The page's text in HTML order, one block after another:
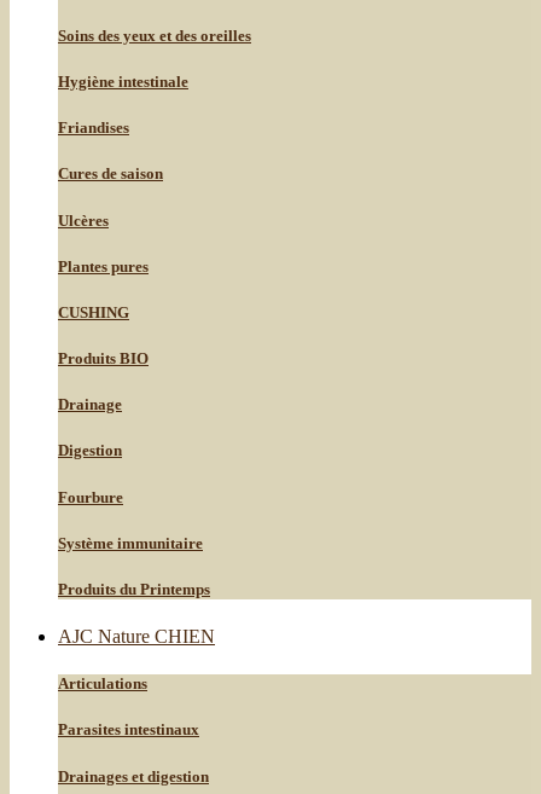
Soins des yeux et des oreilles
Hygiène intestinale
Friandises
Cures de saison
Ulcères
Plantes pures
CUSHING
Produits BIO
Drainage
Digestion
Fourbure
Système immunitaire
Produits du Printemps
AJC Nature CHIEN
Articulations
Parasites intestinaux
Drainages et digestion